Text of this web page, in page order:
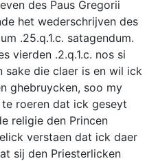
des Paus Gregorii
het wederschrijven des
.25.q.1.c. satagendum.
vierden .2.q.1.c. nos si
sake die claer is en wil ick
ghebruycken, soo my
roeren dat ick geseyt
religie den Princen
verstaen dat ick daer
sij den Priesterlicken